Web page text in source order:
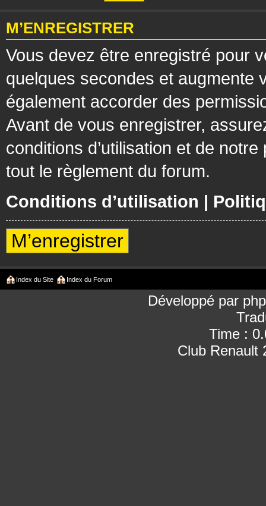
M’ENREGISTRER
Vous devez être enregistré pour
quelques secondes et augmente
également accorder des
Avant de vous enregistrer,
conditions d’utilisation et de
tout le règlement du forum.
Conditions d’utilisation |
M’enregistrer
Index du Site Index du Forum
Développé par
Time :
Club Renault